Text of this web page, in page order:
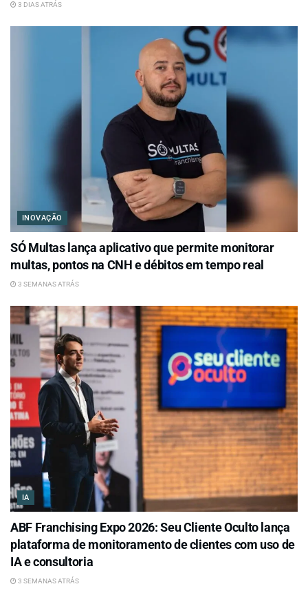
3 DIAS ATRÁS
INOVAÇÃO
SÓ Multas lança aplicativo que permite monitorar
multas, pontos na CNH e débitos em tempo real
3 SEMANAS ATRÁS
IA
ABF Franchising Expo 2026: Seu Cliente Oculto lança
plataforma de monitoramento de clientes com uso de
IA e consultoria
3 SEMANAS ATRÁS